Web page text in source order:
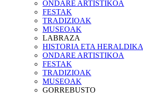
ONDARE ARTISTIKOA
FESTAK
TRADIZIOAK
MUSEOAK
LABRAZA
HISTORIA ETA HERALDIKA
ONDARE ARTISTIKOA
FESTAK
TRADIZIOAK
MUSEOAK
GORREBUSTO